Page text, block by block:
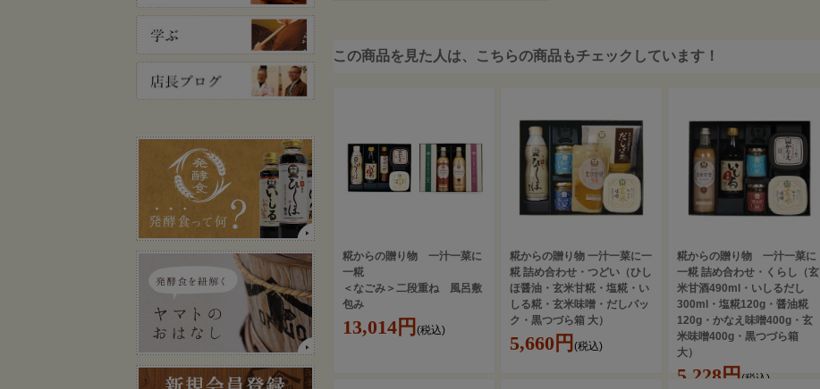
この商品を見た人は、こちらの商品もチェックしています！
糀からの贈り物 一汁一菜に
一糀
＜なごみ＞二段重ね 風呂敷
包み
13,014円 (税込)
糀からの贈り物 一汁一菜に一
糀 詰め合わせ・つどい（ひし
ほ醤油・玄米甘糀・塩糀・い
しる糀・玄米味噌・だしパッ
ク・黒つづら箱 大）
5,660円 (税込)
糀からの贈り物 一汁一菜に
一糀 詰め合わせ・くらし（玄
米甘酒490ml・いしるだし
300ml・塩糀120g・醤油糀
120g・かなえ味噌400g・玄
米味噌400g・黒つづら箱
大）
5,228円(税込)